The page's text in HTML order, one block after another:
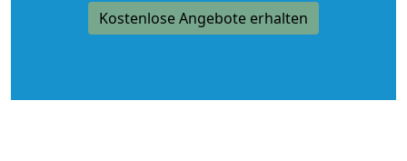
Kostenlose Angebote erhalten